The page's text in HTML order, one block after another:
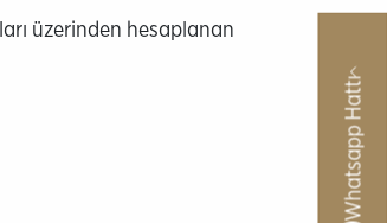
üzerinden hesaplanan
Whatsapp Hattı